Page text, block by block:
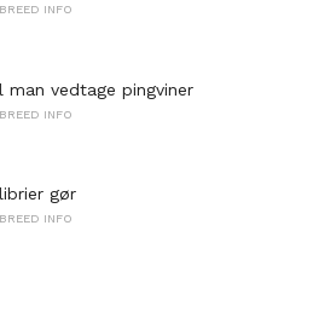
INFO
man vedtage pingviner
INFO
gør
INFO